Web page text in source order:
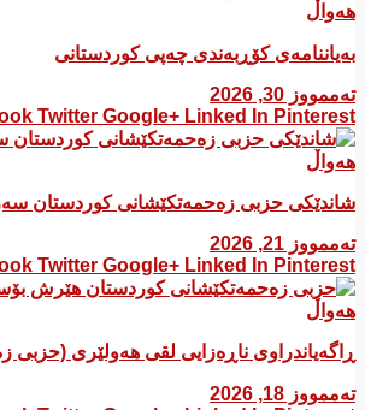
هەواڵ
بەیاننامەی کۆڕبەندی چەپی کوردستانی
تەممووز 30, 2026
Twitter Google+ Linked In Pinterest
هەواڵ
شاندێکی حزبی زەحمەتکێشانی کوردستان
تەممووز 21, 2026
Twitter Google+ Linked In Pinterest
هەواڵ
ڕاگەیاندراوی ناڕەزایی لقی هەولێری
تەممووز 18, 2026